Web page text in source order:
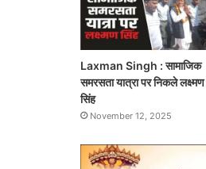
Laxman Singh : सामाजिक
समरसता यात्रा पर निकले लक्ष्मण
सिंह
November 12, 2025